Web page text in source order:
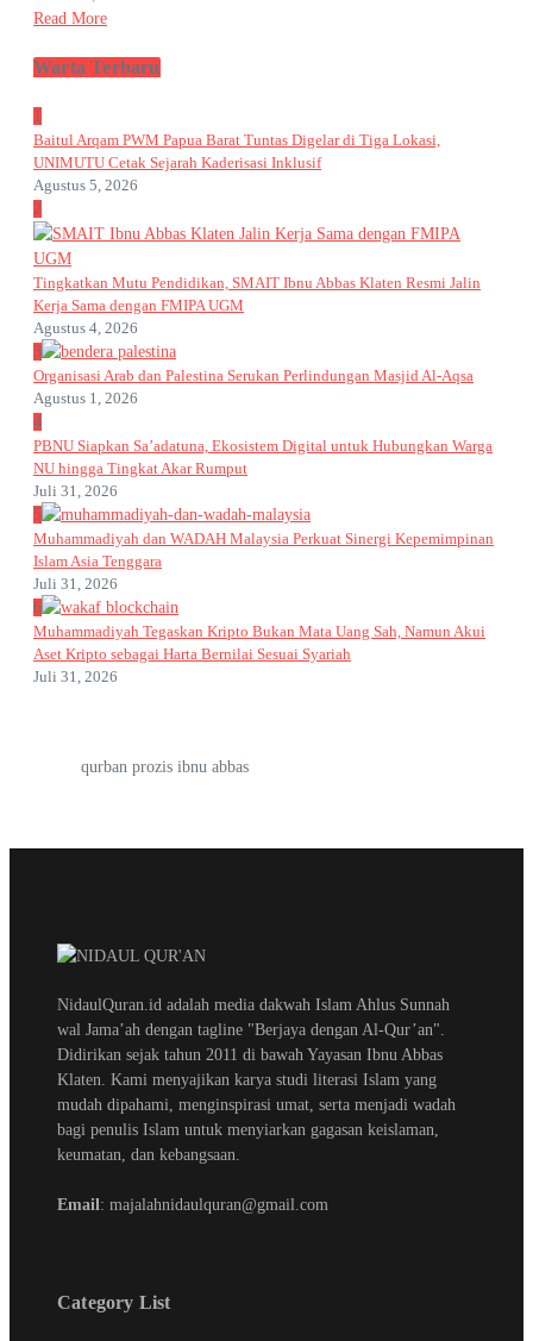
Read More
Warta Terbaru
1
Baitul Arqam PWM Papua Barat Tuntas Digelar di Tiga Lokasi,
UNIMUTU Cetak Sejarah Kaderisasi Inklusif
Agustus 5, 2026
2
Tingkatkan Mutu Pendidikan, SMAIT Ibnu Abbas Klaten Resmi Jalin
Kerja Sama dengan FMIPA UGM
Agustus 4, 2026
3
Organisasi Arab dan Palestina Serukan Perlindungan Masjid Al-Aqsa
Agustus 1, 2026
4
PBNU Siapkan Sa’adatuna, Ekosistem Digital untuk Hubungkan Warga
NU hingga Tingkat Akar Rumput
Juli 31, 2026
5
Muhammadiyah dan WADAH Malaysia Perkuat Sinergi Kepemimpinan
Islam Asia Tenggara
Juli 31, 2026
6
Muhammadiyah Tegaskan Kripto Bukan Mata Uang Sah, Namun Akui
Aset Kripto sebagai Harta Bernilai Sesuai Syariah
Juli 31, 2026
qurban prozis ibnu abbas
NidaulQuran.id adalah media dakwah Islam Ahlus Sunnah
wal Jama’ah dengan tagline "Berjaya dengan Al-Qur’an".
Didirikan sejak tahun 2011 di bawah Yayasan Ibnu Abbas
Klaten. Kami menyajikan karya studi literasi Islam yang
mudah dipahami, menginspirasi umat, serta menjadi wadah
bagi penulis Islam untuk menyiarkan gagasan keislaman,
keumatan, dan kebangsaan.
Email: majalahnidaulquran@gmail.com
Category List